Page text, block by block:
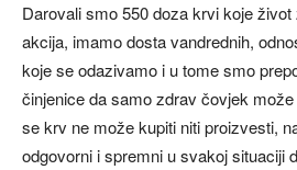
Darovali smo 550 doza krvi koje
akcija, imamo dosta vandrednih,
koje se odazivamo i u tome smo
činjenice da samo zdrav čovjek
se krv ne može kupiti niti proizvesti,
odgovorni i spremni u svakoj situaciji